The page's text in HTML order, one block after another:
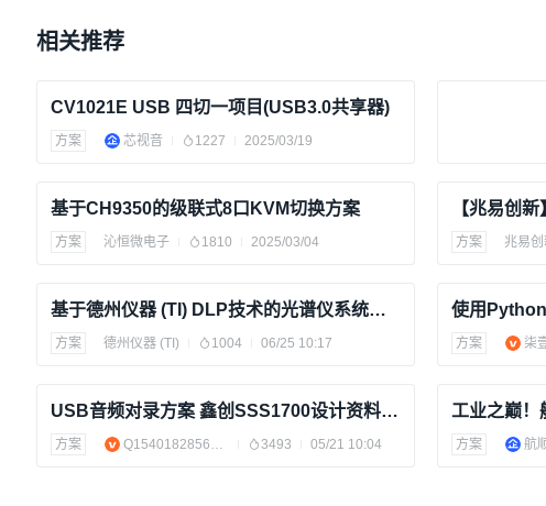
相关推荐
CV1021E USB 四切一项目(USB3.0共享器)
方案 芯视音 1227 2025/03/19
基于CH9350的级联式8口KVM切换方案
方案 沁恒微电子 1810 2025/03/04
【兆易创
方案 兆易
基于德州仪器 (TI) DLP技术的光谱仪系统解决方案
方案 德州仪器 (TI) 1004 06/25 10:17 方案 柒
USB音频对录方案 鑫创SSS1700设计资料（原理图+pcb）
方案 Q1540182856方案电路 3493 05/21 10:04 方案 航